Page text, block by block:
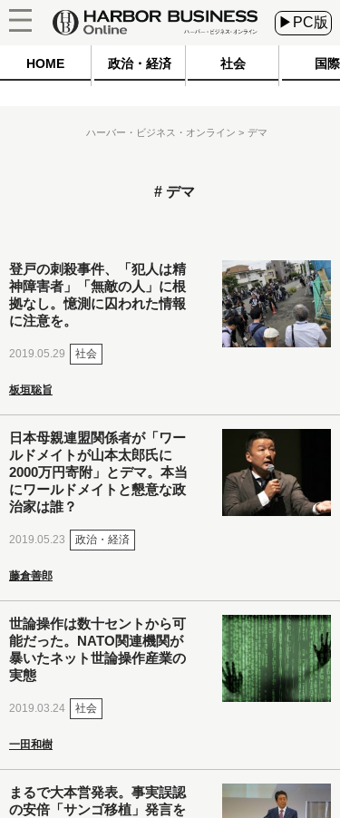
▶PC版
HOME 政治・経済 社会 国際
ハーバー・ビジネス・オンライン デマ
デマ
登戸の刺殺事件、「犯人は精
神障害者」「無敵の人」に根
拠なし。憶測に囚われた情報
に注意を。
2019.05.29 社会
板垣聡旨
日本母親連盟関係者が「ワー
ルドメイトが山本太郎氏に
2000万円寄附」とデマ。本当
にワールドメイトと懇意な政
治家は誰？
2019.05.23 政治・経済
藤倉善郎
世論操作は数十セントから可
能だった。NATO関連機関が
暴いたネット世論操作産業の
実態
2019.03.24 社会
一田和樹
まるで大本営発表。事実誤認
の安倍「サンゴ移植」発言を